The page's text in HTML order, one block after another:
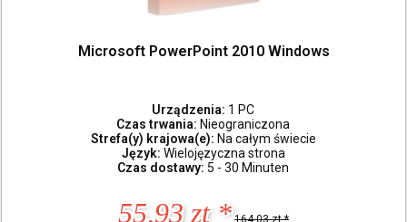
Microsoft PowerPoint 2010 Windows
Urządzenia: 1 PC
Czas trwania: Nieograniczona
Strefa(y) krajowa(e): Na całym świecie
Język: Wielojęzyczna strona
Czas dostawy: 5 - 30 Minuten
55,93 zt * 164,03 zt *